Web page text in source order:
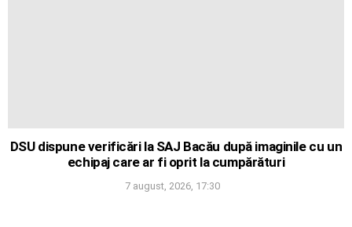
DSU dispune verificări la SAJ Bacău după imaginile cu un
echipaj care ar fi oprit la cumpărături
7 august, 2026, 17:30